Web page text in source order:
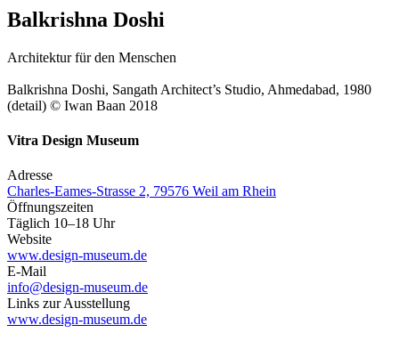
Balkrishna Doshi
Architektur für den Menschen
Balkrishna Doshi, Sangath Architect’s Studio, Ahmedabad, 1980
(detail) © Iwan Baan 2018
Vitra Design Museum
Adresse
Charles-Eames-Strasse 2, 79576 Weil am Rhein
Öffnungszeiten
Täglich 10–18 Uhr
Website
www.design-museum.de
E-Mail
info@design-museum.de
Links zur Ausstellung
www.design-museum.de